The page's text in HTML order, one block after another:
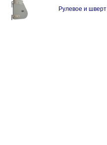
Рулевое и шверт